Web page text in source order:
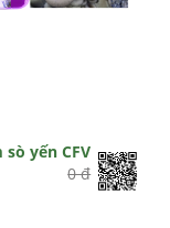
sò yến CFV
0 đ